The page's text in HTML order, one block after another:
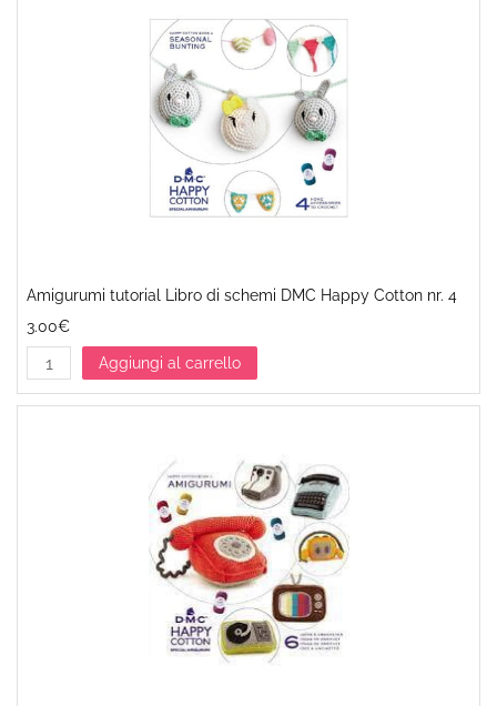
Amigurumi tutorial Libro di schemi DMC Happy Cotton nr. 4
3.00€
Aggiungi al carrello